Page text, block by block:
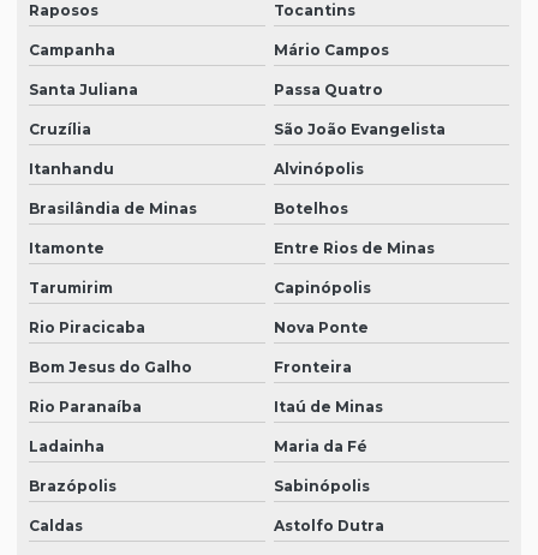
Raposos Tocantins
Campanha Mário Campos
Santa Juliana Passa Quatro
Cruzília São João Evangelista
Itanhandu Alvinópolis
Brasilândia de Minas Botelhos
Itamonte Entre Rios de Minas
Tarumirim Capinópolis
Rio Piracicaba Nova Ponte
Bom Jesus do Galho Fronteira
Rio Paranaíba Itaú de Minas
Ladainha Maria da Fé
Brazópolis Sabinópolis
Caldas Astolfo Dutra